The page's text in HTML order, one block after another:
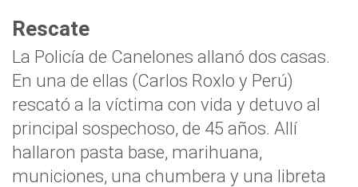
Rescate
La Policía de Canelones allanó dos casas.
En una de ellas (Carlos Roxlo y Perú)
rescató a la víctima con vida y detuvo al
principal sospechoso, de 45 años. Allí
hallaron pasta base, marihuana,
municiones, una chumbera y una libreta